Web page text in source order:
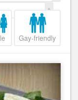
Gay-friendly